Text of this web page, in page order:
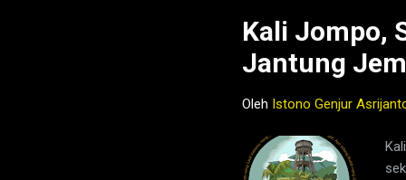
Kali Jompo,
Jantung
Oleh Istono Genjur